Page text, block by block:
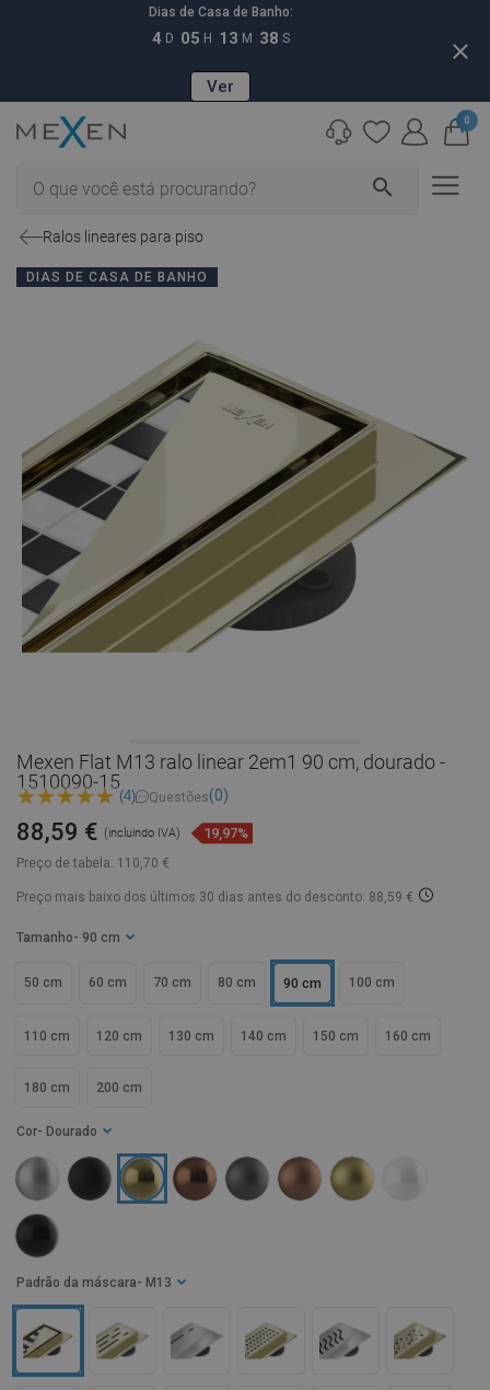
Dias de Casa de Banho:
4 D 05 H 13 M 37 S
Ver
close
search
0
Ralos lineares para piso
DIAS DE CASA DE BANHO
Mexen Flat M13 ralo linear 2em1 90 cm, dourado -
1510090-15
(4) Questões(0)
Preço de tabela: 110,70 €
88,59 € (incluindo IVA) 19,97%
Preço mais baixo dos últimos 30 dias antes do desconto: 88,59 €
Tamanho - 90 cm
50 cm 60 cm 70 cm 80 cm 90 cm 100 cm
110 cm 120 cm 130 cm 140 cm 150 cm 160 cm
180 cm 200 cm
Cor - Dourado
Padrão da máscara - M13